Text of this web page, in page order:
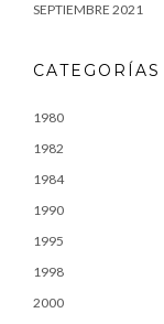
SEPTIEMBRE 2021
CATEGORÍAS
1980
1982
1984
1990
1995
1998
2000